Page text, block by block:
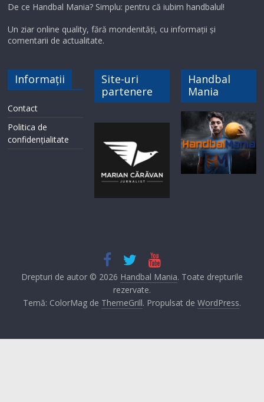
De ce Handbal Mania? Simplu: pentru că iubim handbalul!
Un ziar online quality, fără mondenități, cu informații și
comentarii de actualitate.
Informații
Contact
Politica de
confidențialitate
Site-uri
partenere
Handbal
Mania
Drepturi de autor © 2026 Handbal Mania. Toate drepturile
rezervate.
Temă: ColorMag de ThemeGrill. Propulsat de WordPress.